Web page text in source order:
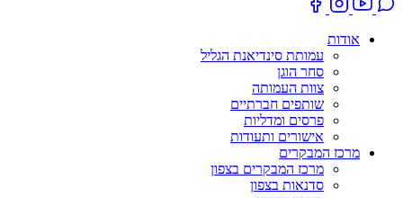
אודות
עמותת סינדיאנת הגליל
סחר הוגן
צוות העמותה
שותפים חברתיים
פרסים ומדליות
אישורים ותעודות
מרכז המבקרים
מרכז המבקרים בצפון
סדנאות בצפון